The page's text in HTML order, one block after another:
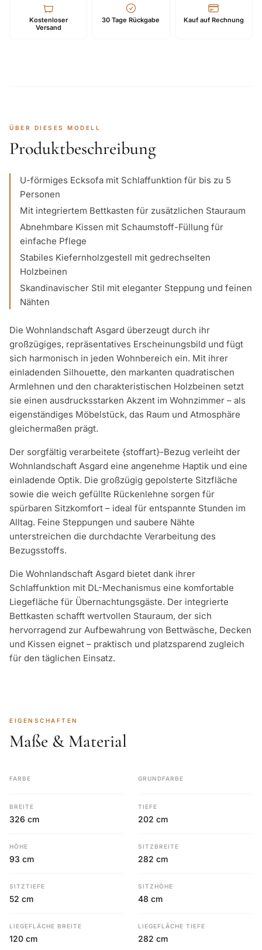
Kostenloser
Versand
30 Tage Rückgabe Kauf auf Rechnung
ÜBER DIESES MODELL
Produktbeschreibung
U-förmiges Ecksofa mit Schlaffunktion für bis zu 5
Personen
Mit integriertem Bettkasten für zusätzlichen Stauraum
Abnehmbare Kissen mit Schaumstoff-Füllung für
einfache Pflege
Stabiles Kiefernholzgestell mit gedrechselten
Holzbeinen
Skandinavischer Stil mit eleganter Steppung und feinen
Nähten
Die Wohnlandschaft Asgard überzeugt durch ihr
großzügiges, repräsentatives Erscheinungsbild und fügt
sich harmonisch in jeden Wohnbereich ein. Mit ihrer
einladenden Silhouette, den markanten quadratischen
Armlehnen und den charakteristischen Holzbeinen setzt
sie einen ausdrucksstarken Akzent im Wohnzimmer – als
eigenständiges Möbelstück, das Raum und Atmosphäre
gleichermaßen prägt.
Der sorgfältig verarbeitete {stoffart}-Bezug verleiht der
Wohnlandschaft Asgard eine angenehme Haptik und eine
einladende Optik. Die großzügig gepolsterte Sitzfläche
sowie die weich gefüllte Rückenlehne sorgen für
spürbaren Sitzkomfort – ideal für entspannte Stunden im
Alltag. Feine Steppungen und saubere Nähte
unterstreichen die durchdachte Verarbeitung des
Bezugsstoffs.
Die Wohnlandschaft Asgard bietet dank ihrer
Schlaffunktion mit DL-Mechanismus eine komfortable
Liegefläche für Übernachtungsgäste. Der integrierte
Bettkasten schafft wertvollen Stauraum, der sich
hervorragend zur Aufbewahrung von Bettwäsche, Decken
und Kissen eignet – praktisch und platzsparend zugleich
für den täglichen Einsatz.
EIGENSCHAFTEN
Maße & Material
FARBE GRUNDFARBE
BREITE
326 cm
TIEFE
202 cm
HÖHE
93 cm
SITZBREITE
282 cm
SITZTIEFE
52 cm
SITZHÖHE
48 cm
LIEGEFLÄCHE BREITE
120 cm
LIEGEFLÄCHE TIEFE
282 cm